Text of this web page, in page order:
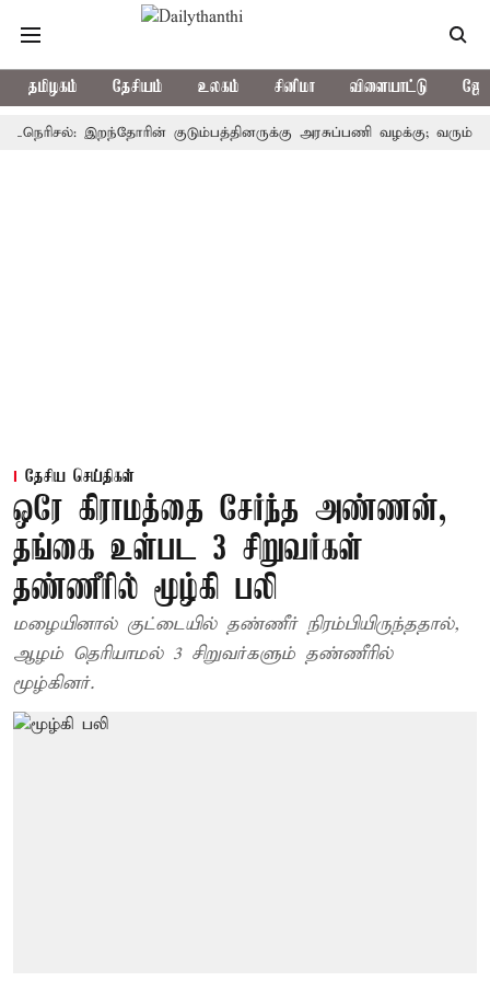
தமிழகம் தேசியம் உலகம் சினிமா விளையாட்டு
இறந்தோரின் குடும்பத்தினருக்கு அரசுப்பணி வழக்கு; வரும்
தேசிய செய்திகள்
ஒரே கிராமத்தை சேர்ந்த அண்ணன்,
தங்கை உள்பட 3 சிறுவர்கள்
தண்ணீரில் மூழ்கி பலி
மழையினால் குட்டையில் தண்ணீர் நிரம்பியிருந்ததால்,
ஆழம் தெரியாமல் 3 சிறுவர்களும் தண்ணீரில்
மூழ்கினர்.